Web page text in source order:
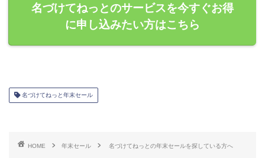
名づけてねっとのサービスを今すぐお得
に申し込みたい方はこちら
名づけてねっと年末セール
HOME 年末セール 名づけてねっとの年末セールを探している方へ